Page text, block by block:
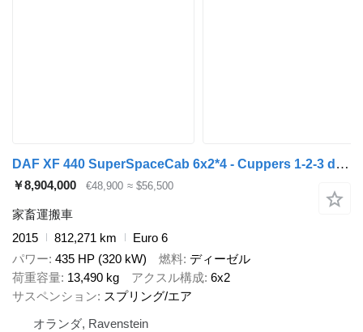
DAF XF 440 SuperSpaceCab 6x2*4 - Cuppers 1-2-3 deck Livestock + Cupp + 家畜トレーラ
￥8,904,000 €48,900 ≈ $56,500
家畜運搬車
2015
812,271 km
Euro 6
パワー 435 HP (320 kW) 燃料 ディーゼル
荷重容量 13,490 kg アクスル構成 6x2
サスペンション
スプリング/エア
オランダ, Ravenstein